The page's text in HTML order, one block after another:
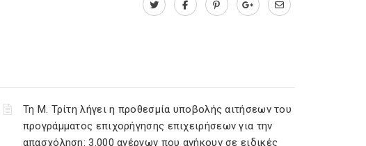
Τη Μ. Τρίτη λήγει η προθεσμία υποβολής αιτήσεων του
προγράμματος επιχορήγησης επιχειρήσεων για την
απασχόληση: 3.000 ανέργων που ανήκουν σε ειδικές